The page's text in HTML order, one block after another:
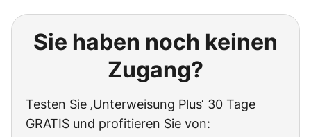
Sie haben noch keinen
Zugang?
Testen Sie ‚Unterweisung Plus‘ 30 Tage
GRATIS und profitieren Sie von: